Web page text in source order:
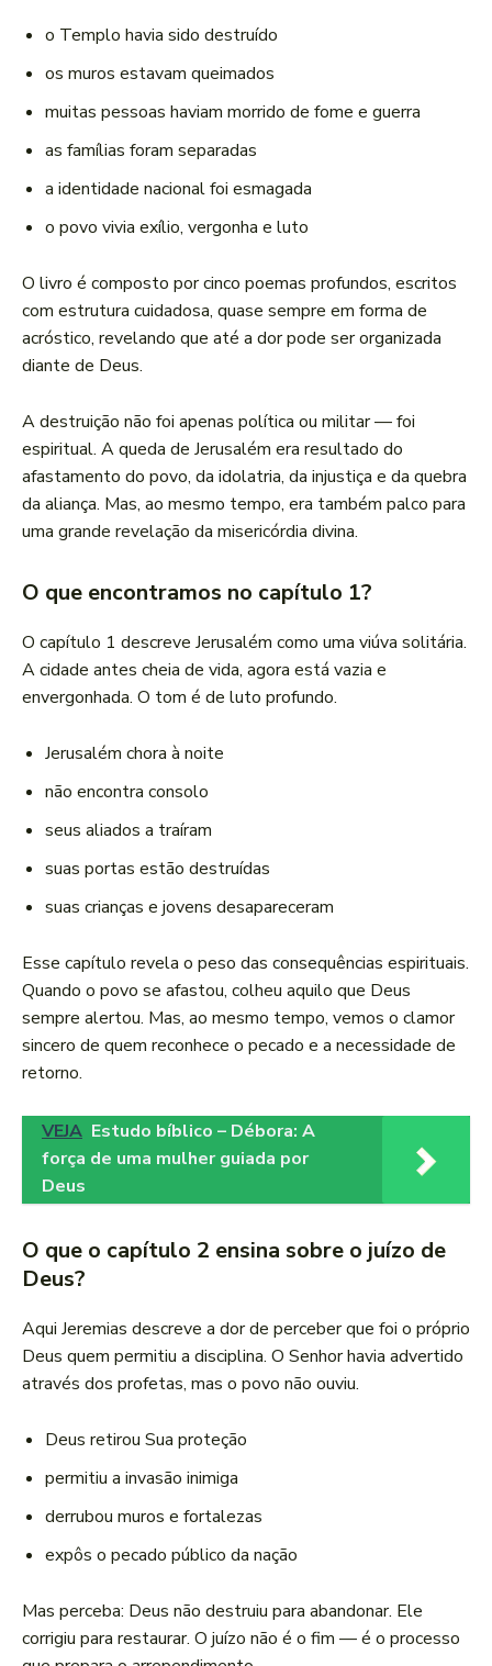
o Templo havia sido destruído
os muros estavam queimados
muitas pessoas haviam morrido de fome e guerra
as famílias foram separadas
a identidade nacional foi esmagada
o povo vivia exílio, vergonha e luto
O livro é composto por cinco poemas profundos, escritos
com estrutura cuidadosa, quase sempre em forma de
acróstico, revelando que até a dor pode ser organizada
diante de Deus.
A destruição não foi apenas política ou militar — foi
espiritual. A queda de Jerusalém era resultado do
afastamento do povo, da idolatria, da injustiça e da quebra
da aliança. Mas, ao mesmo tempo, era também palco para
uma grande revelação da misericórdia divina.
O que encontramos no capítulo 1?
O capítulo 1 descreve Jerusalém como uma viúva solitária.
A cidade antes cheia de vida, agora está vazia e
envergonhada. O tom é de luto profundo.
Jerusalém chora à noite
não encontra consolo
seus aliados a traíram
suas portas estão destruídas
suas crianças e jovens desapareceram
Esse capítulo revela o peso das consequências espirituais.
Quando o povo se afastou, colheu aquilo que Deus
sempre alertou. Mas, ao mesmo tempo, vemos o clamor
sincero de quem reconhece o pecado e a necessidade de
retorno.
VEJA Estudo bíblico – Débora: A
força de uma mulher guiada por
Deus
O que o capítulo 2 ensina sobre o juízo de
Deus?
Aqui Jeremias descreve a dor de perceber que foi o próprio
Deus quem permitiu a disciplina. O Senhor havia advertido
através dos profetas, mas o povo não ouviu.
Deus retirou Sua proteção
permitiu a invasão inimiga
derrubou muros e fortalezas
expôs o pecado público da nação
Mas perceba: Deus não destruiu para abandonar. Ele
corrigiu para restaurar. O juízo não é o fim — é o processo